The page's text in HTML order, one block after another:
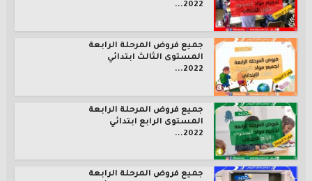
2022...
جميع فروض المرحلة الرابعة
المستوى الثالث ابتدائي
2022...
جميع فروض المرحلة الرابعة
المستوى الرابع ابتدائي
2022...
جميع فروض المرحلة الرابعة